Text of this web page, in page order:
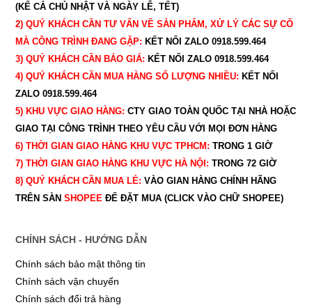
(KỂ CẢ CHỦ NHẬT VÀ NGÀY LỄ, TẾT)
2) QUÝ KHÁCH CẦN TƯ VẤN VỀ SẢN PHẨM, XỬ LÝ CÁC SỰ CỐ
MÀ CÔNG TRÌNH ĐANG GẶP: KẾT NỐI ZALO 0918.599.464
3) QUÝ KHÁCH CẦN BÁO GIÁ: KẾT NỐI ZALO 0918.599.464
4) QUÝ KHÁCH CẦN MUA HÀNG SỐ LƯỢNG NHIỀU: KẾT NỐI
ZALO 0918.599.464
5) KHU VỰC GIAO HÀNG: CTY GIAO TOÀN QUỐC TẠI NHÀ HOẶC
GIAO TẠI CÔNG TRÌNH THEO YÊU CẦU VỚI MỌI ĐƠN HÀNG
6) THỜI GIAN GIAO HÀNG KHU VỰC TPHCM: TRONG 1 GIỜ
7) THỜI GIAN GIAO HÀNG KHU VỰC HÀ NỘI: TRONG 72 GIỜ
8) QUÝ KHÁCH CẦN MUA LẺ: VÀO GIAN HÀNG CHÍNH HÃNG
TRÊN SÀN SHOPEE ĐỂ ĐẶT MUA (CLICK VÀO CHỮ SHOPEE)
CHÍNH SÁCH - HƯỚNG DẪN
Chính sách bảo mật thông tin
Chính sách vận chuyển
Chính sách đổi trả hàng